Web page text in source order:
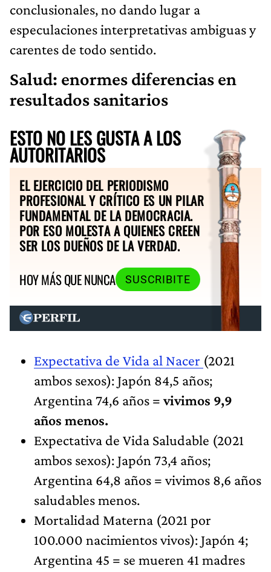
conclusionales, no dando lugar a
especulaciones interpretativas ambiguas y
carentes de todo sentido.
Salud: enormes diferencias en
resultados sanitarios
ESTO NO LES GUSTA A LOS
AUTORITARIOS
EL EJERCICIO DEL PERIODISMO
PROFESIONAL Y CRÍTICO ES UN PILAR
FUNDAMENTAL DE LA DEMOCRACIA.
POR ESO MOLESTA A QUIENES CREEN
SER LOS DUEÑOS DE LA VERDAD.
HOY MÁS QUE NUNCA
SUSCRIBITE
Expectativa de Vida al Nacer (2021
ambos sexos): Japón 84,5 años;
Argentina 74,6 años =vivimos 9,9
años menos.
Expectativa de Vida Saludable (2021
ambos sexos): Japón 73,4 años;
Argentina 64,8 años = vivimos 8,6 años
saludables menos.
Mortalidad Materna (2021 por
100.000 nacimientos vivos): Japón 4;
Argentina 45 = se mueren 41 madres